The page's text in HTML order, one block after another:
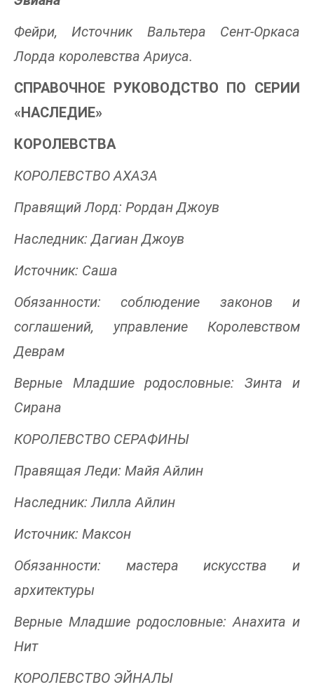
Фейри, Источник Вальтера Сент-Оркаса
Лорда королевства Ариуса.
СПРАВОЧНОЕ РУКОВОДСТВО ПО СЕРИИ
«НАСЛЕДИЕ»
КОРОЛЕВСТВА
КОРОЛЕВСТВО АХАЗА
Правящий Лорд: Рордан Джоув
Наследник: Дагиан Джоув
Источник: Саша
Обязанности: соблюдение законов и
соглашений, управление Королевством
Деврам
Верные Младшие родословные: Зинта и
Сирана
КОРОЛЕВСТВО СЕРАФИНЫ
Правящая Леди: Майя Айлин
Наследник: Лилла Айлин
Источник: Максон
Обязанности: мастера искусства и
архитектуры
Верные Младшие родословные: Анахита и
Нит
КОРОЛЕВСТВО ЭЙНАЛЫ